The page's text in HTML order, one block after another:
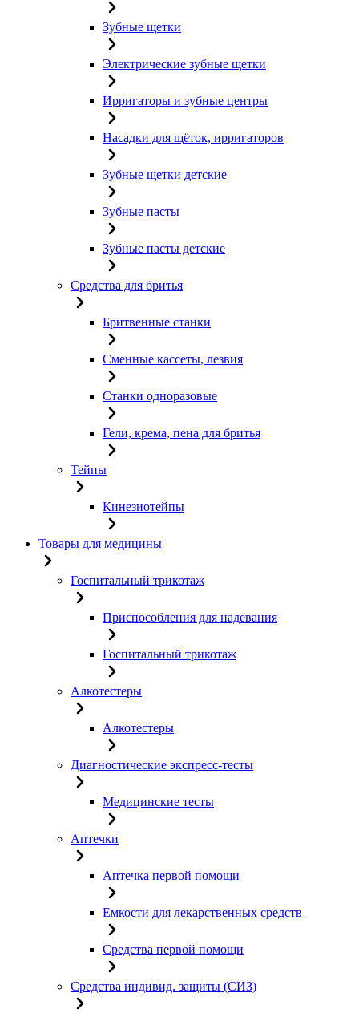
Зубные щетки
Электрические зубные щетки
Ирригаторы и зубные центры
Насадки для щёток, ирригаторов
Зубные щетки детские
Зубные пасты
Зубные пасты детские
Средства для бритья
Бритвенные станки
Сменные кассеты, лезвия
Станки одноразовые
Гели, крема, пена для бритья
Тейпы
Кинезиотейпы
Товары для медицины
Госпитальный трикотаж
Приспособления для надевания
Госпитальный трикотаж
Алкотестеры
Алкотестеры
Диагностические экспресс-тесты
Медицинские тесты
Аптечки
Аптечка первой помощи
Емкости для лекарственных средств
Средства первой помощи
Средства индивид. защиты (СИЗ)